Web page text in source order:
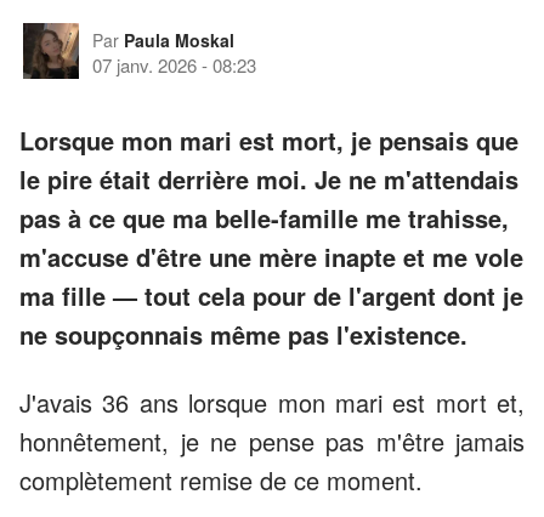
Par Paula Moskal
07 janv. 2026-08:23
Lorsque mon mari est mort, je pensais que
le pire était derrière moi. Je ne m'attendais
pas à ce que ma belle-famille me trahisse,
m'accuse d'être une mère inapte et me vole
ma fille — tout cela pour de l'argent dont je
ne soupçonnais même pas l'existence.
J'avais 36 ans lorsque mon mari est mort et,
honnêtement, je ne pense pas m'être jamais
complètement remise de ce moment.